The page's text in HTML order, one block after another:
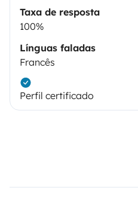
Taxa de resposta
100%
Línguas faladas
Francês
Perfil certificado